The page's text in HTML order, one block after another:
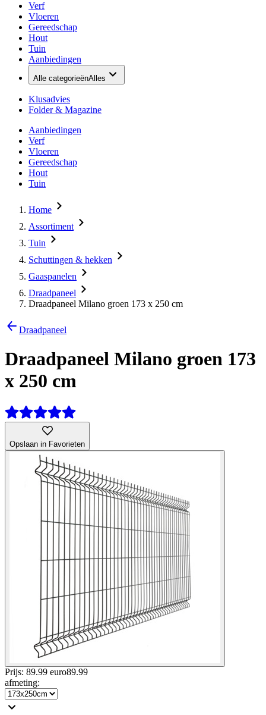
Verf
Vloeren
Gereedschap
Hout
Tuin
Aanbiedingen
Alle categorieënAlles
Klusadvies
Folder & Magazine
Aanbiedingen
Verf
Vloeren
Gereedschap
Hout
Tuin
Home
Assortiment
Tuin
Schuttingen & hekken
Gaaspanelen
Draadpaneel
Draadpaneel Milano groen 173 x 250 cm
Draadpaneel
Draadpaneel Milano groen 173
x 250 cm
Opslaan in Favorieten
Prijs: 89.99 euro89.99
afmeting: